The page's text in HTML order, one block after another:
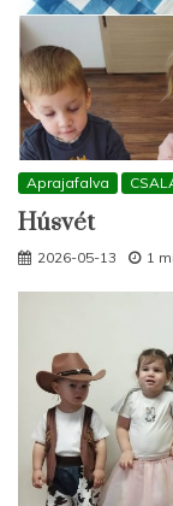
Aprajafalva
Húsvét
2026-05-13 1